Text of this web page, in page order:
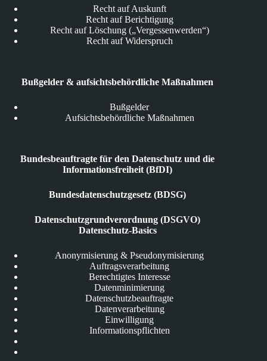
Recht auf Auskunft
Recht auf Berichtigung
Recht auf Löschung („Vergessenwerden“)
Recht auf Widerspruch
Bußgelder & aufsichtsbehördliche Maßnahmen
Bußgelder
Aufsichtsbehördliche Maßnahmen
Bundesbeauftragte für den Datenschutz und die
Informationsfreiheit (BfDI)
Bundesdatenschutzgesetz (BDSG)
Datenschutzgrundverordnung (DSGVO)
Datenschutz-Basics
Anonymisierung & Pseudonymisierung
Auftragsverarbeitung
Berechtigtes Interesse
Datenminimierung
Datenschutzbeauftragte
Datenverarbeitung
Einwilligung
Informationspflichten